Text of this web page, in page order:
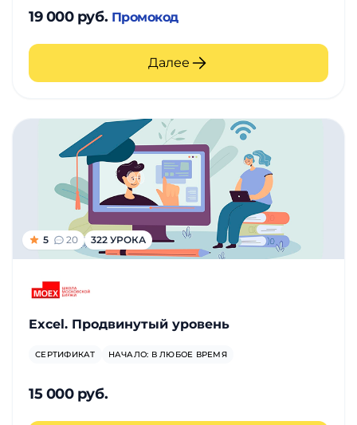
19 000 руб. Промокод
Далее
5 20 322 УРОКА
Excel. Продвинутый уровень
СЕРТИФИКАТ НАЧАЛО: В ЛЮБОЕ ВРЕМЯ
15 000 руб.